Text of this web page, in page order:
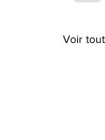
Voir tout